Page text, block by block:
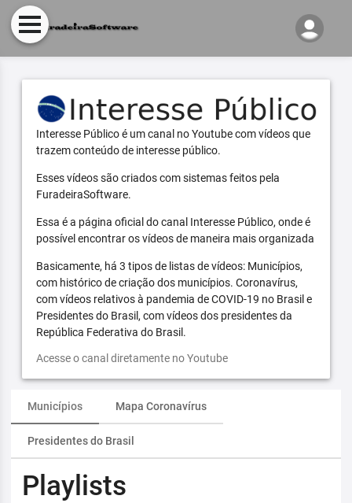
Interesse Público é um canal no Youtube com vídeos que
trazem conteúdo de interesse público.
Esses vídeos são criados com sistemas feitos pela
FuradeiraSoftware.
Essa é a página oficial do canal Interesse Público, onde é
possível encontrar os vídeos de maneira mais organizada
Basicamente, há 3 tipos de listas de vídeos: Municípios,
com histórico de criação dos municípios. Coronavírus,
com vídeos relativos à pandemia de COVID-19 no Brasil e
Presidentes do Brasil, com vídeos dos presidentes da
República Federativa do Brasil.
Acesse o canal diretamente no Youtube
Municípios Mapa Coronavírus
Presidentes do Brasil
Playlists